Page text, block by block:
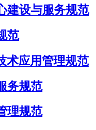
建设与服务规范
范
术应用管理规范
务规范
理规范